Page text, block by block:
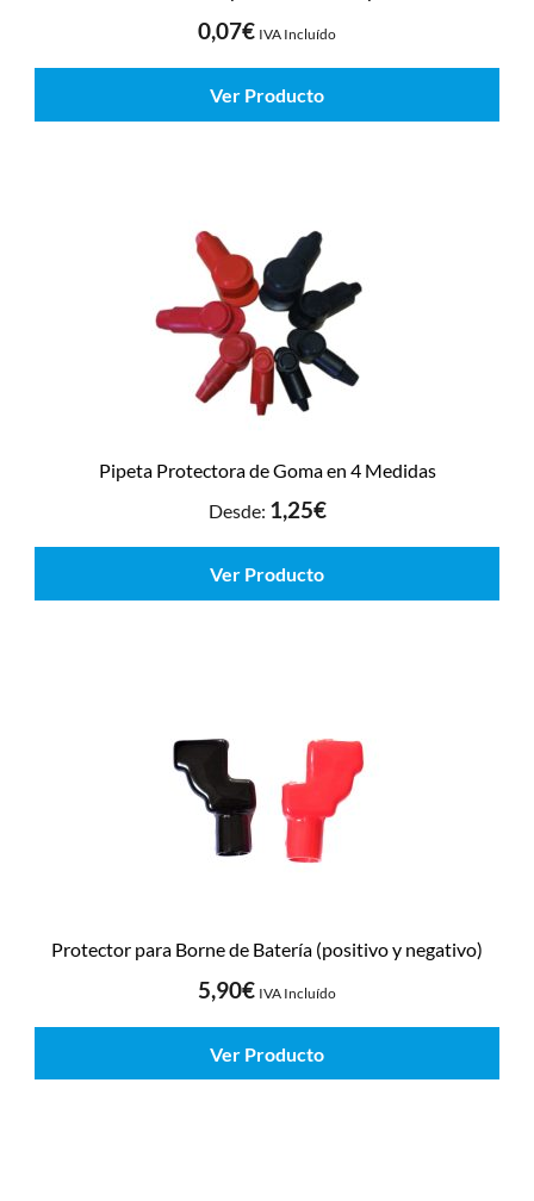
0,07€ IVA Incluído
Ver Producto
Pipeta Protectora de Goma en 4 Medidas
Desde: 1,25€
Ver Producto
Protector para Borne de Batería (positivo y negativo)
5,90€ IVA Incluído
Ver Producto